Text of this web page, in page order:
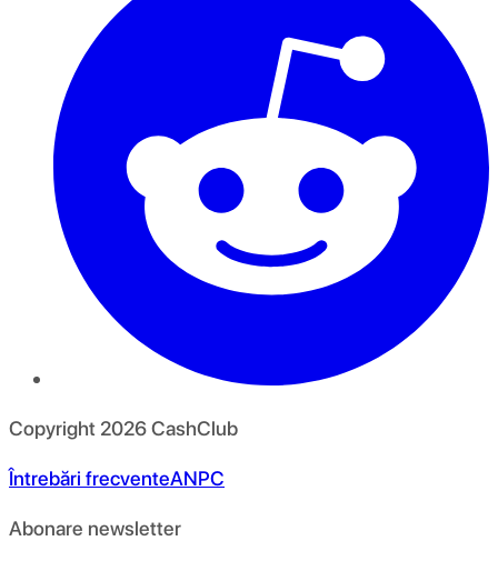
Copyright 2026CashClub
Întrebări frecventeANPC
Abonare newsletter